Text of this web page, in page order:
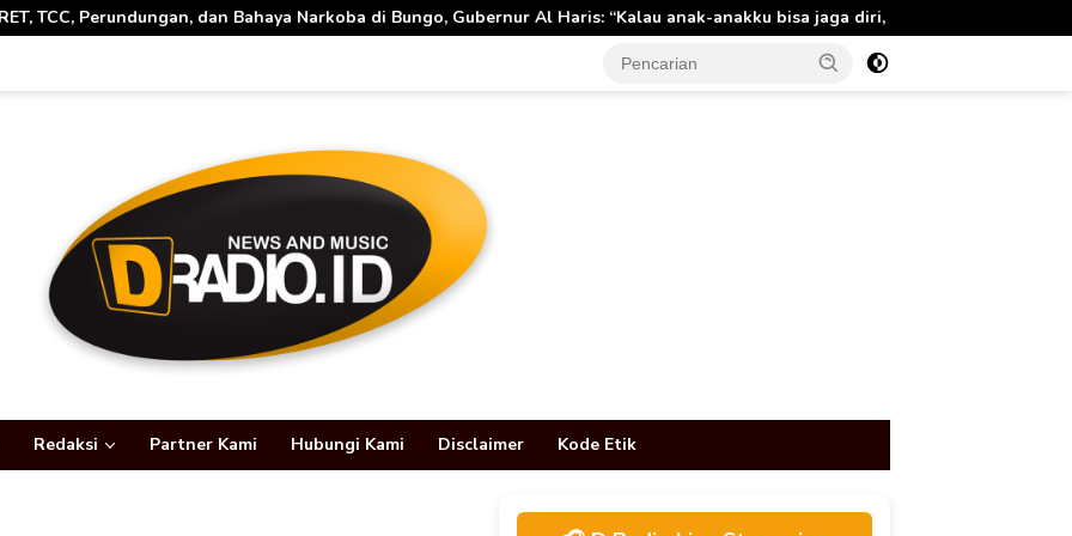
Bahaya Narkoba di Bungo, Gubernur Al Haris: “Kalau anak-anakku bisa jaga diri, 60% masa depan sudah ada di tangan”
Redaksi Partner Kami Hubungi Kami Disclaimer Kode Etik